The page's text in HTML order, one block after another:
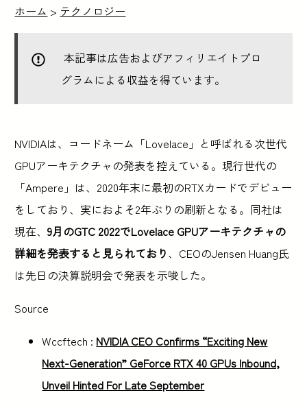
ホーム > テクノロジー
本記事は広告およびアフィリエイトプロ
グラムによる収益を得ています。
NVIDIAは、コードネーム「Lovelace」と呼ばれる次世代
GPUアーキテクチャの発表を控えている。現行世代の
「Ampere」は、2020年末に最初のRTXカードでデビュー
をしており、実におよそ2年ぶりの刷新となる。同社は
現在、9月のGTC 2022でLovelace GPUアーキテクチャの
詳細を発表すると見られており、CEOのJensen Huang氏
は先日の決算説明会で発表を示唆した。
Source
Wccftech : NVIDIA CEO Confirms “Exciting New
Next-Generation” GeForce RTX 40 GPUs Inbound,
Unveil Hinted For Late September